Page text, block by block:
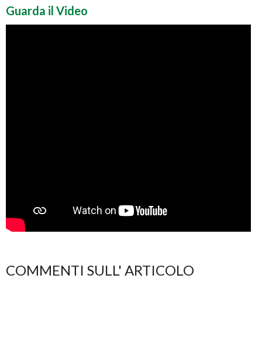
Guarda il Video
COMMENTI SULL' ARTICOLO